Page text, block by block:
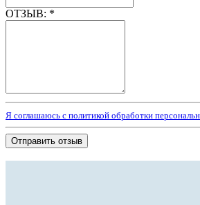
ОТЗЫВ: *
Я соглашаюсь с политикой обработки
Отправить отзыв